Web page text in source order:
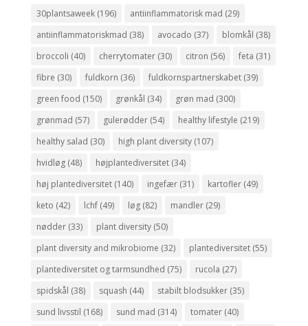
30plantsaweek(196) antiinflammatorisk mad (29)
antiinflammatoriskmad (38) avocado (37) blomkål (38)
broccoli (40) cherrytomater(30) citron (56) feta (31)
fibre (30) fuldkorn (36) fuldkornspartnerskabet(39)
green food (150) grønkål (34) grøn mad (300)
grønmad (57) gulerødder(54) healthy lifestyle (219)
healthy salad (30) high plant diversity(107)
hvidløg(48) højplantediversitet(34)
høj plantediversitet(140) ingefær(31) kartofler(49)
keto (42) lchf(49) løg(82) mandler(29)
nødder(33) plant diversity(50)
plant diversity and mikrobiome (32) plantediversitet(55)
plantediversitet og tarmsundhed (75) rucola (27)
spidskål (38) squash (44) stabilt blodsukker(35)
sund livsstil (168) sund mad (314) tomater(40)